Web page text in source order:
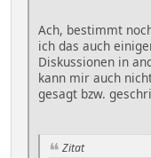
Ach, bestimmt
ich das auch
Diskussionen in
kann mir auch
gesagt bzw.
Zitat